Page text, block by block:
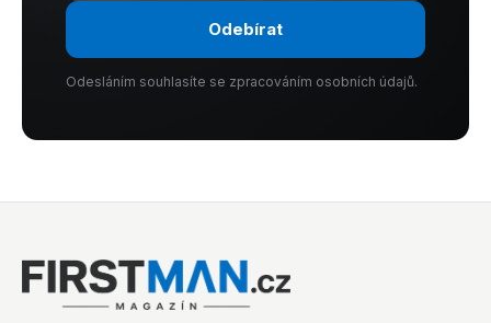
Odebírat
Odesláním souhlasíte se zpracováním osobních údajů.